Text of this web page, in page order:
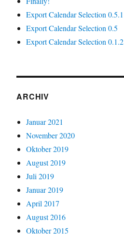
Export Calendar Selection 0.5.1
Export Calendar Selection 0.5
Export Calendar Selection 0.1.2
ARCHIV
Januar 2021
November 2020
Oktober 2019
August 2019
Juli 2019
Januar 2019
April 2017
August 2016
Oktober 2015